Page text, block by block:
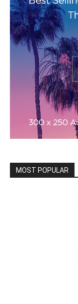
MOST POPULAR